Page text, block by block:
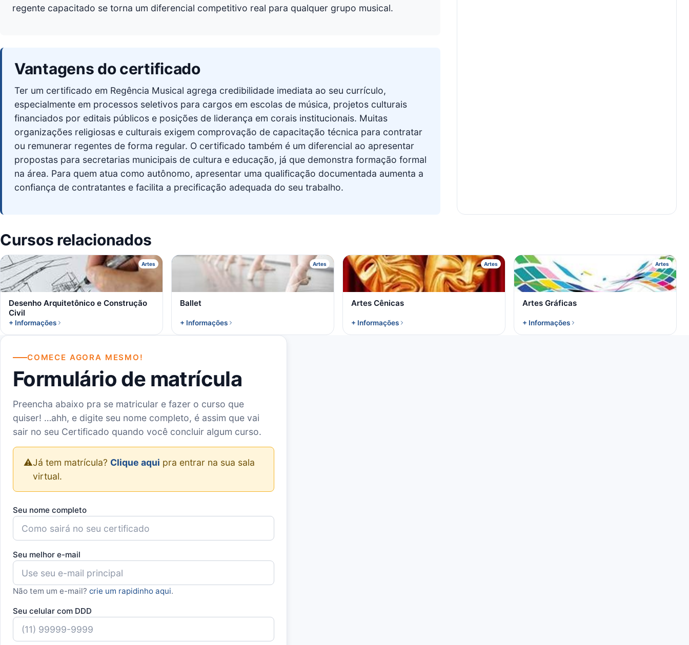
regente capacitado se torna um diferencial competitivo real para qualquer grupo musical.
Vantagens do certificado
Ter um certificado em Regência Musical agrega credibilidade imediata ao seu currículo,
especialmente em processos seletivos para cargos em escolas de música, projetos culturais
financiados por editais públicos e posições de liderança em corais institucionais. Muitas
organizações religiosas e culturais exigem comprovação de capacitação técnica para contratar
ou remunerar regentes de forma regular. O certificado também é um diferencial ao apresentar
propostas para secretarias municipais de cultura e educação, já que demonstra formação formal
na área. Para quem atua como autônomo, apresentar uma qualificação documentada aumenta a
confiança de contratantes e facilita a precificação adequada do seu trabalho.
Cursos relacionados
Artes
D
Desenho Arquitetônico e Construção
Civil
+ Informações
Artes
B
Ballet
+ Informações
Artes
A
Artes Cênicas
+ Informações
Artes
A
Artes Gráficas
+ Informações
COMECE AGORA MESMO!
Formulário de matrícula
Preencha abaixo pra se matricular e fazer o curso que
quiser! …ahh, e digite seu nome completo, é assim que vai
sair no seu Certificado quando você concluir algum curso.
⚠️Já tem matrícula? Clique aqui pra entrar na sua sala
virtual.
Seu nome completo
Seu melhor e-mail
Não tem um e-mail? crie um rapidinho aqui.
Seu celular com DDD